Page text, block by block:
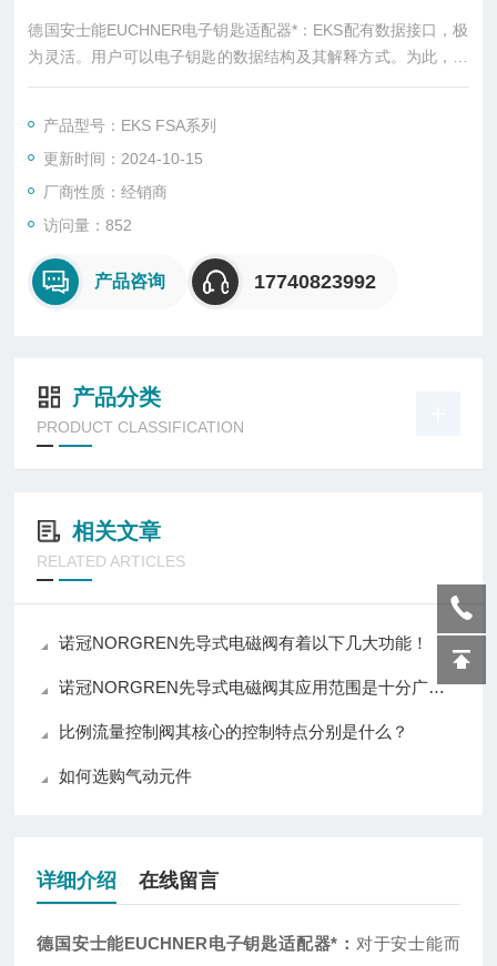
德国安士能EUCHNER电子钥匙适配器*：EKS配有数据接口，极
为灵活。用户可以电子钥匙的数据结构及其解释方式。为此，只
需对控制系统中的处理逻辑进行编程，使其*符合需求即可。通过
产品型号：EKS FSA系列
更新时间：2024-10-15
厂商性质：经销商
访问量：852
产品咨询 17740823992
产品分类
PRODUCT CLASSIFICATION
相关文章
RELATED ARTICLES
诺冠NORGREN先导式电磁阀有着以下几大功能！
诺冠NORGREN先导式电磁阀其应用范围是十分广泛的
比例流量控制阀其核心的控制特点分别是什么？
如何选购气动元件
详细介绍 在线留言
德国安士能EUCHNER电子钥匙适配器* ： 对于安士能而